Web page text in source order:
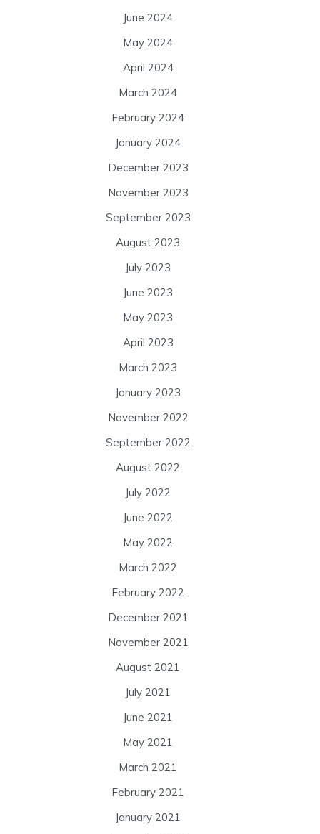
June 2024
May 2024
April 2024
March 2024
February 2024
January 2024
December 2023
November 2023
September 2023
August 2023
July 2023
June 2023
May 2023
April 2023
March 2023
January 2023
November 2022
September 2022
August 2022
July 2022
June 2022
May 2022
March 2022
February 2022
December 2021
November 2021
August 2021
July 2021
June 2021
May 2021
March 2021
February 2021
January 2021